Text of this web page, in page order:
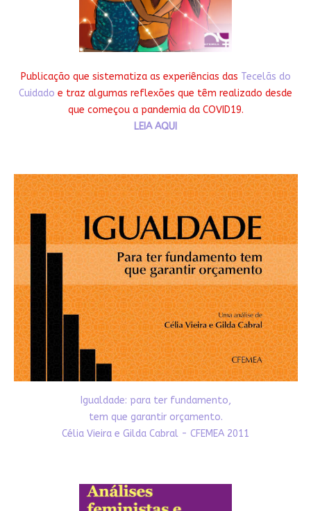
Publicação que sistematiza as experiências das Tecelãs do
Cuidado e traz algumas reflexões que têm realizado desde
que começou a pandemia da COVID19.
LEIA AQUI
Igualdade: para ter fundamento,
tem que garantir orçamento.
Célia Vieira e Gilda Cabral - CFEMEA 2011